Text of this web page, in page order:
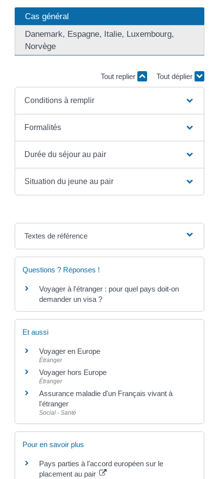
Cas général
Danemark, Espagne, Italie, Luxembourg,
Norvège
Tout replier Tout déplier
Conditions à remplir
Formalités
Durée du séjour au pair
Situation du jeune au pair
Textes de référence
Questions ? Réponses !
Voyager à l'étranger : pour quel pays doit-on
demander un visa ?
Et aussi
Voyager en Europe
Étranger
Voyager hors Europe
Étranger
Assurance maladie d'un Français vivant à
l'étranger
Social - Santé
Pour en savoir plus
Pays parties à l'accord européen sur le
placement au pair